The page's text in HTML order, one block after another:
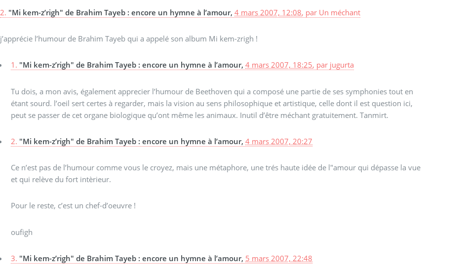
2. "Mi kem-z’righ" de Brahim Tayeb : encore un hymne à l’amour,4 mars 2007, 12:08, par Un méchant
j’apprécie l’humour de Brahim Tayeb qui a appelé son album Mi kem-zrigh !
1. "Mi kem-z’righ" de Brahim Tayeb : encore un hymne à l’amour,4 mars 2007, 18:25, par jugurta
Tu dois, a mon avis, également apprecier l’humour de Beethoven qui a composé une partie de ses symphonies tout en
étant sourd. l’oeil sert certes à regarder, mais la vision au sens philosophique et artistique, celle dont il est question ici,
peut se passer de cet organe biologique qu’ont même les animaux. Inutil d’être méchant gratuitement. Tanmirt.
2. "Mi kem-z’righ" de Brahim Tayeb : encore un hymne à l’amour,4 mars 2007, 20:27
Ce n’est pas de l’humour comme vous le croyez, mais une métaphore, une trés haute idée de l"amour qui dépasse la vue
et qui relève du fort intèrieur.
Pour le reste, c’est un chef-d’oeuvre !
oufigh
3. "Mi kem-z’righ" de Brahim Tayeb : encore un hymne à l’amour, 5 mars 2007, 22:48